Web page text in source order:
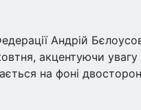
Андрій
акцентуючи
на фоні